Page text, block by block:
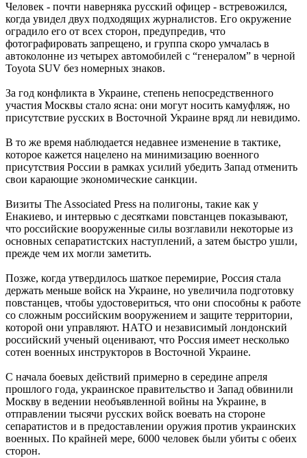
Человек - почти наверняка русский офицер - встревожился,
когда увидел двух подходящих журналистов. Его окружение
оградило его от всех сторон, предупредив, что
фотографировать запрещено, и группа скоро умчалась в
автоколонне из четырех автомобилей с “генералом” в черной
Toyota SUV без номерных знаков.
За год конфликта в Украине, степень непосредственного
участия Москвы стало ясна: они могут носить камуфляж, но
присутствие русских в Восточной Украине вряд ли невидимо.
В то же время наблюдается недавнее изменение в тактике,
которое кажется нацелено на минимизацию военного
присутствия России в рамках усилий убедить Запад отменить
свои карающие экономические санкции.
Визиты The Associated Press на полигоны, такие как у
Енакиево, и интервью с десятками повстанцев показывают,
что российские вооруженные силы возглавили некоторые из
основных сепаратистских наступлений, а затем быстро ушли,
прежде чем их могли заметить.
Позже, когда утвердилось шаткое перемирие, Россия стала
держать меньше войск на Украине, но увеличила подготовку
повстанцев, чтобы удостовериться, что они способны к работе
со сложным российским вооружением и защите территории,
которой они управляют. НАТО и независимый лондонский
российский ученый оценивают, что Россия имеет несколько
сотен военных инструкторов в Восточной Украине.
С начала боевых действий примерно в середине апреля
прошлого года, украинское правительство и Запад обвинили
Москву в ведении необъявленной войны на Украине, в
отправлении тысячи русских войск воевать на стороне
сепаратистов и в предоставлении оружия против украинских
военных. По крайней мере, 6000 человек были убиты с обеих
сторон.